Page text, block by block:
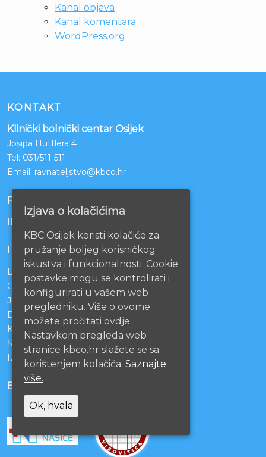
Kanal objava
Kanal komentara
WordPress.org
KONTAKT
Klinički bolnički centar Osijek
Josipa Huttlera 4
Tel: 031/511-511
Email: ravnateljstvo@kbco.hr
POSLOVNI RAČUNI
IBAN: HR1210010051863000160
INFORMACIJE
Lista čekanja
Centralno naručivanje pacijenata
Javna nabava
Darivanje krvi
KBCO Webmail
Sestrinstvo KBC Osijek
Izjava o pristupačnosti mrežnih stranica
BOLNICE PARTNERI
Izjava o kolačićima
KBC Osijek koristi kolačiće za
pružanje boljeg korisničkog
iskustva i funkcionalnosti. Cookie
postavke mogu se kontrolirati i
konfigurirati u vašem web
pregledniku. Više o ovome
možete pročitati ovdje.
Nastavkom pregleda web
stranice kbco.hr slažete se sa
korištenjem kolačića. Saznajte
više.
Ok, hvala